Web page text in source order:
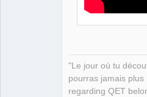
"Le jour où tu
pourras jamais
regarding QET